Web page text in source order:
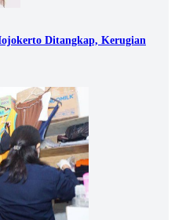
Ditangkap, Kerugian